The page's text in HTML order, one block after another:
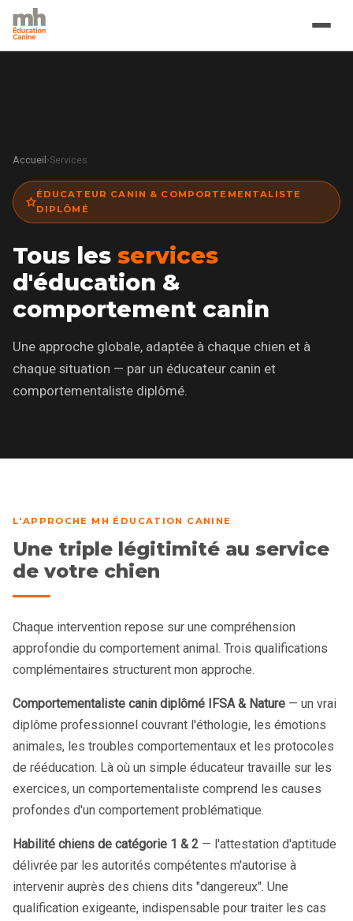
Accueil ›Services
ÉDUCATEUR CANIN & COMPORTEMENTALISTE
DIPLÔMÉ
Tous les services
d'éducation &
comportement canin
Une approche globale, adaptée à chaque chien et à
chaque situation — par un éducateur canin et
comportementaliste diplômé.
L'APPROCHE MH ÉDUCATION CANINE
Une triple légitimité au service
de votre chien
Chaque intervention repose sur une compréhension
approfondie du comportement animal. Trois qualifications
complémentaires structurent mon approche.
Comportementaliste canin diplômé IFSA & Nature — un vrai
diplôme professionnel couvrant l'éthologie, les émotions
animales, les troubles comportementaux et les protocoles
de rééducation. Là où un simple éducateur travaille sur les
exercices, un comportementaliste comprend les causes
profondes d'un comportement problématique.
Habilité chiens de catégorie 1 & 2 — l'attestation d'aptitude
délivrée par les autorités compétentes m'autorise à
intervenir auprès des chiens dits "dangereux". Une
qualification exigeante, indispensable pour traiter les cas